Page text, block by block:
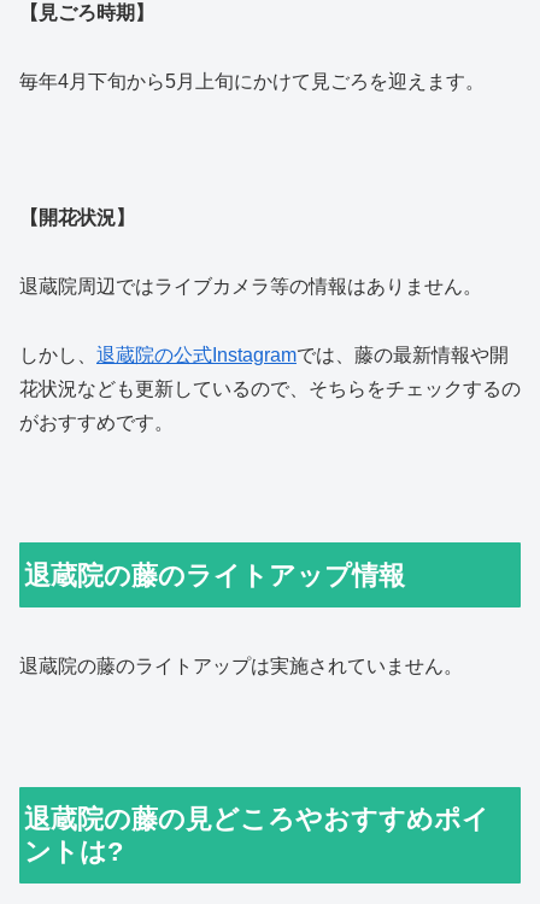
【見ごろ時期】
毎年4月下旬から5月上旬にかけて見ごろを迎えます。
【開花状況】
退蔵院周辺ではライブカメラ等の情報はありません。
しかし、 退蔵院の公式Instagramでは、藤の最新情報や開
花状況なども更新しているので、そちらをチェックするの
がおすすめです。
退蔵院の藤のライトアップ情報
退蔵院の藤のライトアップは実施されていません。
退蔵院の藤の見どころやおすすめポイ
ントは?